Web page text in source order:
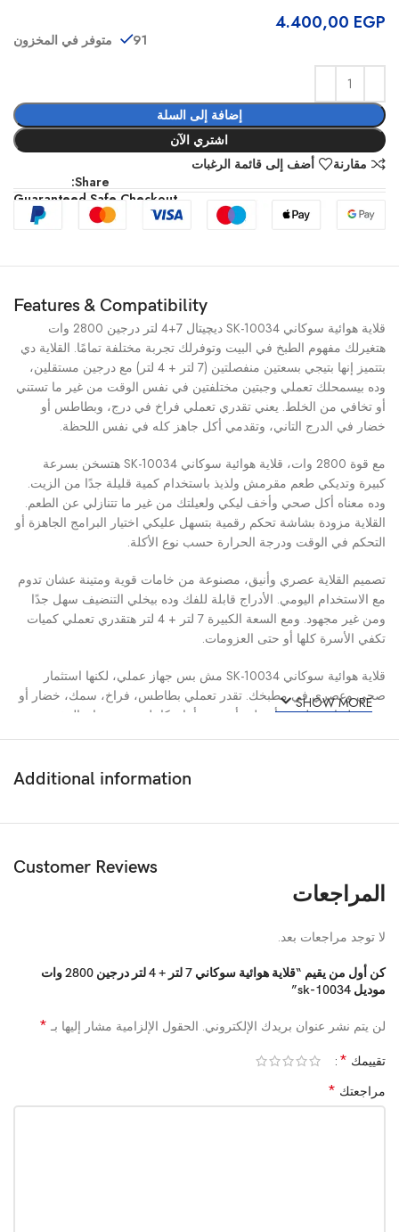
4.400,00 EGP
91 متوفر في المخزون
إضافة إلى السلة
اشتري الآن
مقارنة
أضف إلى قائمة الرغبات
Share:
Guaranteed Safe Checkout
Features & Compatibility
قلاية هوائية سوكاني SK-10034 ديچيتال 7+4 لتر درجين 2800 وات
هتغيرلك مفهوم الطبخ في البيت وتوفرلك تجربة مختلفة تمامًا. القلاية دي
بتتميز إنها بتيجي بسعتين منفصلتين (7 لتر + 4 لتر) مع درجين مستقلين،
وده بيسمحلك تعملي وجبتين مختلفتين في نفس الوقت من غير ما تستني
أو تخافي من الخلط. يعني تقدري تعملي فراخ في درج، وبطاطس أو
خضار في الدرج التاني، وتقدمي أكل جاهز كله في نفس اللحظة.
مع قوة 2800 وات، قلاية هوائية سوكاني SK-10034 هتسخن بسرعة
كبيرة وتديكي طعم مقرمش ولذيذ باستخدام كمية قليلة جدًا من الزيت.
وده معناه أكل صحي وأخف ليكي ولعيلتك من غير ما تتنازلي عن الطعم.
القلاية مزودة بشاشة تحكم رقمية بتسهل عليكي اختيار البرامج الجاهزة أو
التحكم في الوقت ودرجة الحرارة حسب نوع الأكلة.
تصميم القلاية عصري وأنيق، مصنوعة من خامات قوية ومتينة عشان تدوم
مع الاستخدام اليومي. الأدراج قابلة للفك وده بيخلي التنضيف سهل جدًا
ومن غير مجهود. ومع السعة الكبيرة 7 لتر + 4 لتر هتقدري تعملي كميات
تكفي الأسرة كلها أو حتى العزومات.
قلاية هوائية سوكاني SK-10034 مش بس جهاز عملي، لكنها استثمار
صحي وعصري في مطبخك. تقدر تعملي بطاطس، فراخ، سمك، خضار أو
حتى حلويات بطريقة أسهل وأسرع وبأمان كامل. ومع ضمان المغربي
SHOW MORE
Additional information
Customer Reviews
المراجعات
لا توجد مراجعات بعد.
كن أول من يقيم “قلاية هوائية سوكاني 7 لتر + 4 لتر درجين 2800 وات
موديل sk-10034”
لن يتم نشر عنوان بريدك الإلكتروني. الحقول الإلزامية مشار إليها بـ *
تقييمك *
مراجعتك *